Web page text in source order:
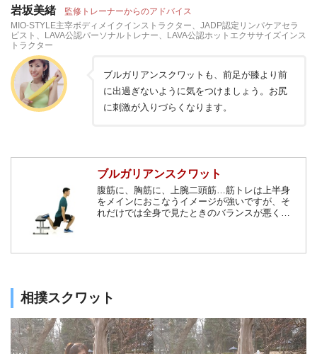
岩坂美緒 監修トレーナーからのアドバイス
MIO-STYLE主宰ボディメイクインストラクター、JADP認定リンパケアセラ
ピスト、LAVA公認パーソナルトレナー、LAVA公認ホットエクササイズインス
トラクター
ブルガリアンスクワットも、前足が膝より前
に出過ぎないように気をつけましょう。お尻
に刺激が入りづらくなります。
ブルガリアンスクワット
腹筋に、胸筋に、上腕二頭筋…筋トレは上半身
をメインにおこなうイメージが強いですが、そ
れだけでは全身で見たときのバランスが悪くな
相撲スクワット